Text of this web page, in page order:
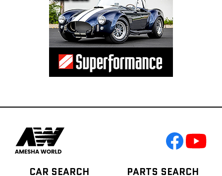
CAR SEARCH PARTS SEARCH